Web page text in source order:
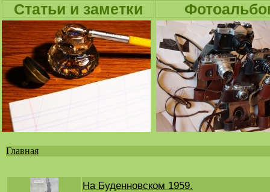
Статьи и заметки
здесь
Главная
На Буденновском 1959.